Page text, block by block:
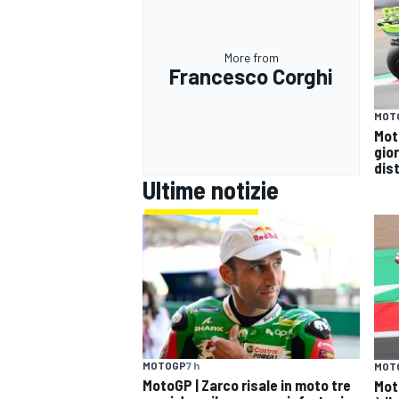
RALLY
More from
Francesco Corghi
Ultime notizie
MOTOGP7 h
MotoGP | Zarco risale in moto tre